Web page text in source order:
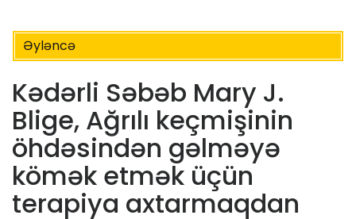
Əyləncə
Kədərli Səbəb Mary J.
Blige, Ağrılı keçmişinin
öhdəsindən gəlməyə
kömək etmək üçün
terapiya axtarmaqdan